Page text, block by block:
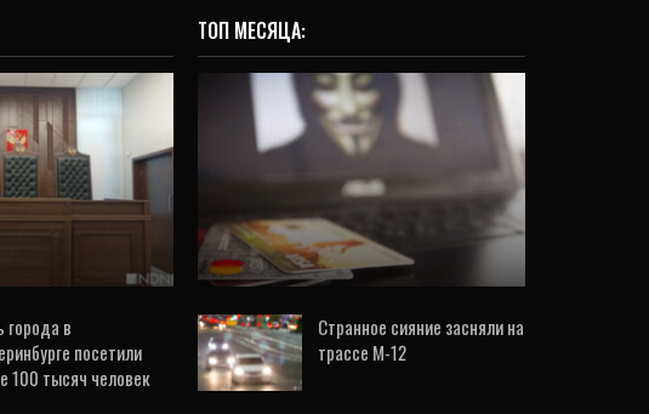
пытаюсь
дело
в…
города в
посетили
100 тысяч человек
ТОП МЕСЯЦА:
ОБЩЕСТВО
Число
кибермошенничеств в
Свердловской области
выросло на 20%
4 Авг, 2026
Странное сияние засняли на
трассе М-12